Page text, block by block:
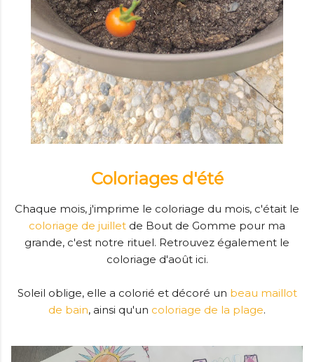
Coloriages d'été
Chaque mois, j'imprime le coloriage du mois, c'était le
coloriage de juillet de Bout de Gomme pour ma
grande, c'est notre rituel. Retrouvez également le
coloriage d'août ici.
Soleil oblige, elle a colorié et décoré un beau maillot
de bain, ainsi qu'un coloriage de la plage.